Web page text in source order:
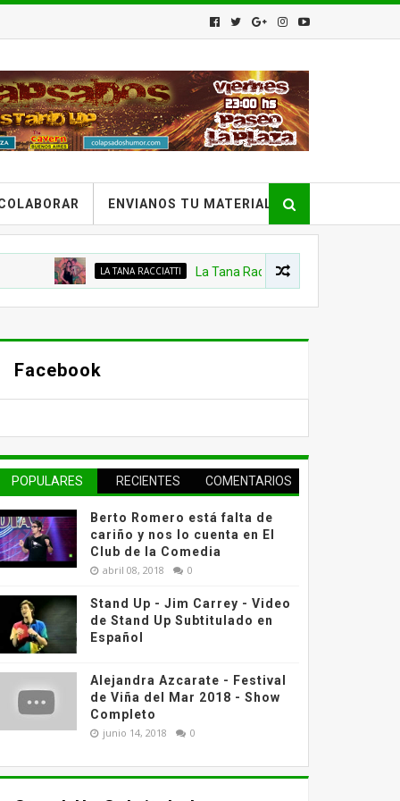
ENVIANOS TU MATERIAL
LA TANA RACCIATTI La Tana Racciatti - Stand Up en Provincia
Facebook
POPULARES RECIENTES COMENTARIOS
Berto Romero está falta de
cariño y nos lo cuenta en El
Club de la Comedia
abril 08, 2018 0
Stand Up - Jim Carrey - Video
de Stand Up Subtitulado en
Español
Alejandra Azcarate - Festival
de Viña del Mar 2018 - Show
Completo
junio 14, 2018 0